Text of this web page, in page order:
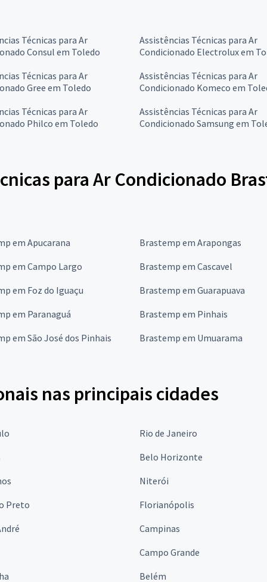
Técnicas para Ar
Consul em Toledo
Assistências Técnicas para Ar
Condicionado Electrolux em
Técnicas para Ar
Gree em Toledo
Assistências Técnicas para Ar
Condicionado Komeco em
Técnicas para Ar
Philco em Toledo
Assistências Técnicas para Ar
Condicionado Samsung em
para Ar Condicionado
em Apucarana
Brastemp em Arapongas
em Campo Largo
Brastemp em Cascavel
em Foz do Iguaçu
Brastemp em Guarapuava
em Paranaguá
Brastemp em Pinhais
em São José dos Pinhais
Brastemp em Umuarama
nas principais cidades
Rio de Janeiro
Belo Horizonte
Niterói
Preto
Florianópolis
Campinas
Campo Grande
Belém